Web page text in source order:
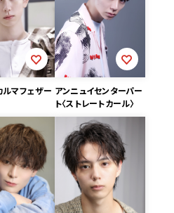
ルマフェザー アンニュイセンターパー
ト〈ストレートカール〉